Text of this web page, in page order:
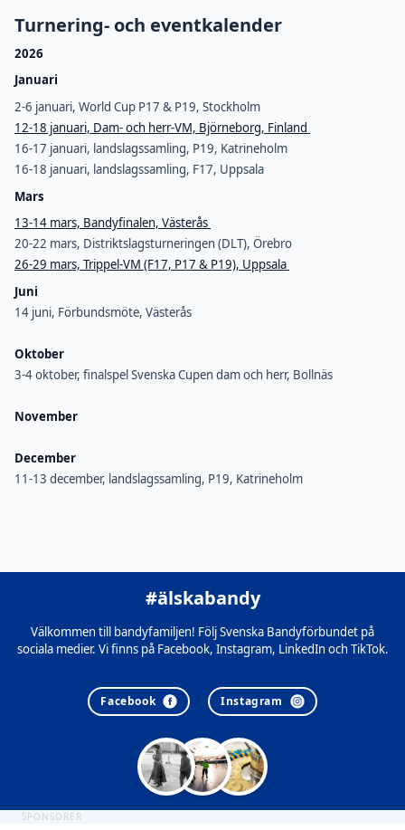
Turnering- och eventkalender
2026
Januari
2-6 januari, World Cup P17 & P19, Stockholm
12-18 januari, Dam- och herr-VM, Björneborg, Finland
16-17 januari, landslagssamling, P19, Katrineholm
16-18 januari, landslagssamling, F17, Uppsala
Mars
13-14 mars, Bandyfinalen, Västerås
20-22 mars, Distriktslagsturneringen (DLT), Örebro
26-29 mars, Trippel-VM (F17, P17 & P19), Uppsala
Juni
14 juni, Förbundsmöte, Västerås
Oktober
3-4 oktober, finalspel Svenska Cupen dam och herr, Bollnäs
November
December
11-13 december, landslagssamling, P19, Katrineholm
#älskabandy
Välkommen till bandyfamiljen! Följ Svenska Bandyförbundet på
sociala medier. Vi finns på Facebook, Instagram, LinkedIn och TikTok.
Facebook Instagram
SPONSORER